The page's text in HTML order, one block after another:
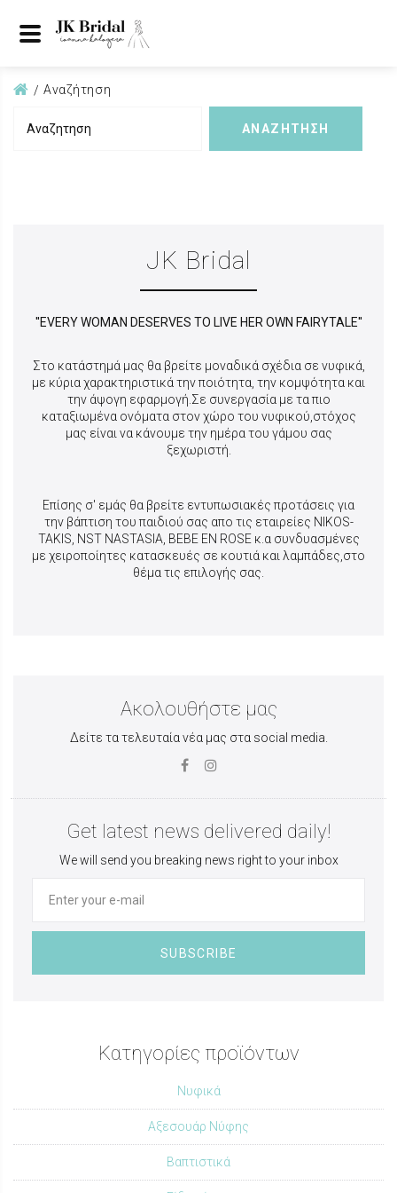
Αναζήτηση
Αναζητηση ΑΝΑΖΗΤΗΣΗ
JK Bridal
''EVERY WOMAN DESERVES TO LIVE HER OWN FAIRYTALE''
Στο κατάστημά μας θα βρείτε μοναδικά σχέδια σε νυφικά,
με κύρια χαρακτηριστικά τηνποιότητα, την κομψότητα και
την άψογη εφαρμογή.Σε συνεργασία με τα πιο
καταξιωμένα ονόματα στον χώρο του νυφικού,στόχος
μας είναι να κάνουμε την ημέρα του γάμου σας
ξεχωριστή.
Επίσης σ' εμάς θα βρείτε εντυπωσιακές προτάσεις για
την βάπτιση του παιδιού σας απο τις εταιρείες NIKOS-
TAKIS, NST NASTASIA, BEBE EN ROSE κ.α συνδυασμένες
με χειροποίητες κατασκευές σε κουτιά και λαμπάδες,στο
θέμα τις επιλογής σας.
Ακολουθήστε μας
Δείτε τα τελευταία νέα μας στα social media.
Get latest news delivered daily!
We will send you breaking news right to your inbox
SUBSCRIBE
Κατηγορίες προϊόντων
Νυφικά
Αξεσουάρ Νύφης
Βαπτιστικά